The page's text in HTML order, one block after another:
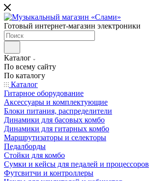
Готовый интернет-магазин электроники
Каталог
По всему сайту
По каталогу
Каталог
Гитарное оборудование
Аксессуары и комплектующие
Блоки питания, распределители
Динамики для басовых комбо
Динамики для гитарных комбо
Маршрутизаторы и селекторы
Педалборды
Стойки для комбо
Сумки и кейсы для педалей и процессоров
Футсвитчи и контроллеры